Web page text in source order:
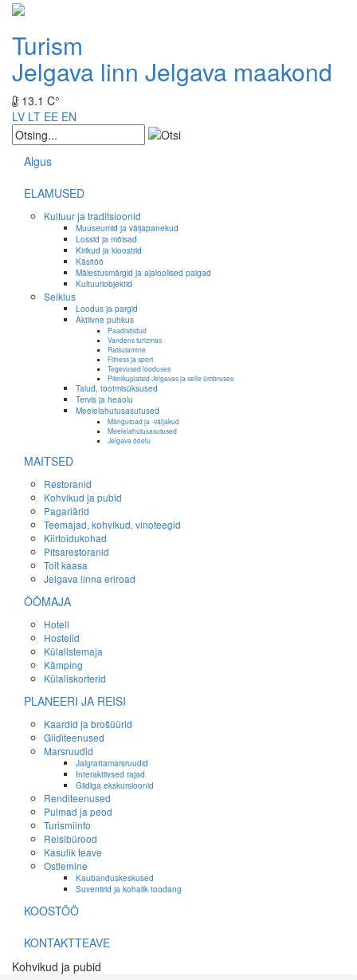
Turism
Jelgava linn Jelgava maakond
13.1 C°
LV LT EE EN
Algus
ELAMUSED
Kultuur ja traditsioonid
Muuseumid ja väljapanekud
Lossid ja mõisad
Kirikud ja kloostrid
Käsitöö
Mälestusmärgid ja ajaloolised paigad
Kultuuriobjektid
Seiklus
Loodus ja pargid
Aktiivne puhkus
Paadisõidud
Vandens turizmas
Ratsutamine
Fitness ja sport
Tegevused looduses
Piknikuplatsid Jelgavas ja selle ümbruses
Talud, tootmisüksused
Tervis ja heaolu
Meelelahutusasutused
Mängutoad ja -väljakud
Meelelahutusasutused
Jelgava ööelu
MAITSED
Restoranid
Kohvikud ja pubid
Pagariärid
Teemajad, kohvikud, vinoteegid
Kiirtoidukohad
Pitsarestoranid
Toit kaasa
Jelgava linna eriroad
ÖÖMAJA
Hotell
Hostelid
Külalistemaja
Kämping
Külaliskorterid
PLANEERI JA REISI
Kaardid ja brošüürid
Giiditeenused
Marsruudid
Jalgrattamarsruudid
Interaktiivsed rajad
Giidiga ekskursioonid
Renditeenused
Pulmad ja peod
Turismiinfo
Reisibürood
Kasulik teave
Ostlemine
Kaubanduskeskused
Suveniirid ja kohalik toodang
KOOSTÖÖ
KONTAKTTEAVE
Kohvikud ja pubid